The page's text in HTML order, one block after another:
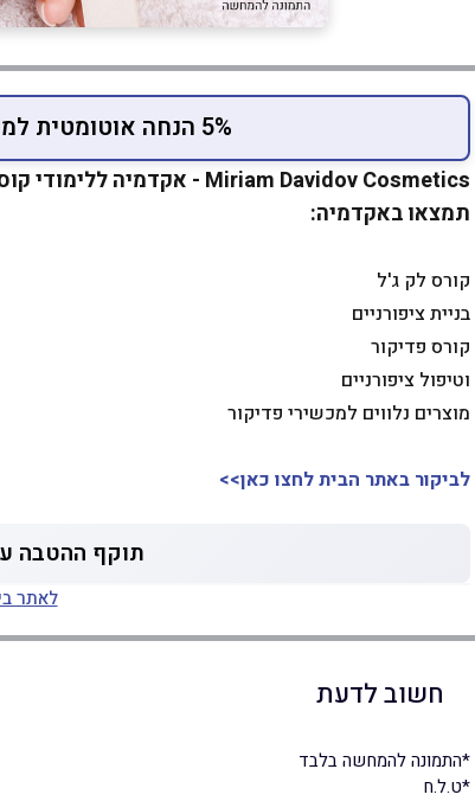
5% הנחה אוטומטית למשלמים בכרטיס המועדון
Miriam Davidov Cosmetics - אקדמיה ללימודי קוסמטיקה בהנהלת מירי דוידוב
תמצאו באקדמיה:
קורס לק ג'ל
בניית ציפורניים
קורס פדיקור
וטיפול ציפורניים
מוצרים נלווים למכשירי פדיקור
לביקור באתר הבית לחצו כאן>>
תוקף ההטבה עד -
לאתר
חשוב לדעת
*התמונה להמחשה בלבד
*ט.ל.ח